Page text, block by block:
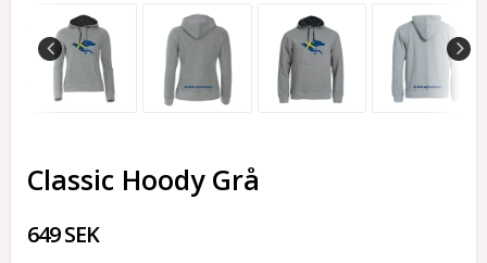
Classic Hoody Grå
649 SEK